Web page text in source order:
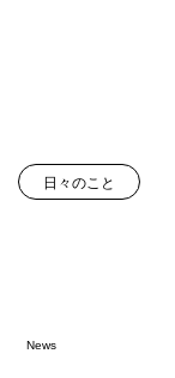
日々のこと
News